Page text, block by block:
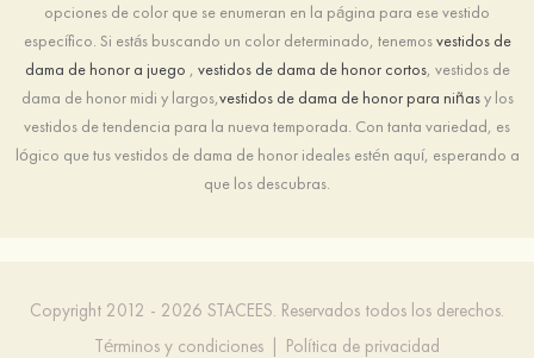
opciones de color que se enumeran en la página para ese vestido
específico. Si estás buscando un color determinado, tenemosvestidos de
dama de honor a juego , vestidos de dama de honor cortos, vestidos de
dama de honor midi y largos,vestidos de dama de honor para niñasy los
vestidos de tendencia para la nueva temporada. Con tanta variedad, es
lógico que tus vestidos de dama de honor ideales estén aquí, esperando a
que los descubras.
Copyright 2012 - 2026 STACEES. Reservados todos los derechos.
Términos y condiciones
Política de privacidad